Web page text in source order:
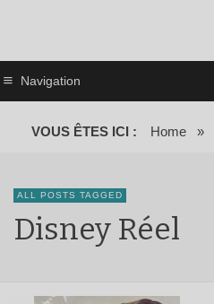
Navigation
VOUS ÊTES ICI : Home »
ALL POSTS TAGGED
Disney Réel